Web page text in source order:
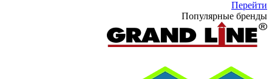
Перейти
Популярные бренды